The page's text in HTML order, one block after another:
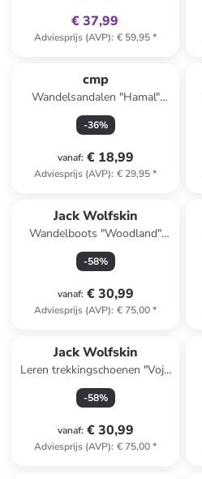
€ 37,99
Adviesprijs (AVP): € 59,95*
cmp
Wandelsandalen "Hamal"
groen/donkerblauw
-36%
vanaf: € 18,99
Adviesprijs (AVP): € 29,95*
Jack Wolfskin
Wandelboots "Woodland"
donkerblauw
-58%
vanaf: € 30,99
Adviesprijs (AVP): € 75,00*
Jack Wolfskin
Leren trekkingschoenen "Vojo
Tour Texapore Mid" lichtroze
-58%
vanaf: € 30,99
Adviesprijs (AVP): € 75,00*